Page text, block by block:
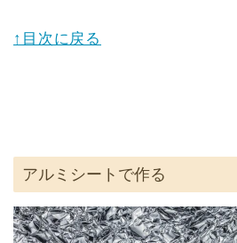
↑目次に戻る
アルミシートで作る